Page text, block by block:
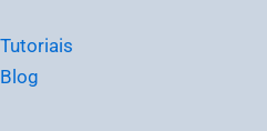
Tutoriais
Blog